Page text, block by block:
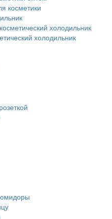
косметики
холодильник
холодильник